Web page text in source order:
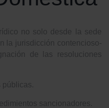
no solo desde la sede
la jurisdicción contencioso-
de las resoluciones
públicas.
sancionadores.